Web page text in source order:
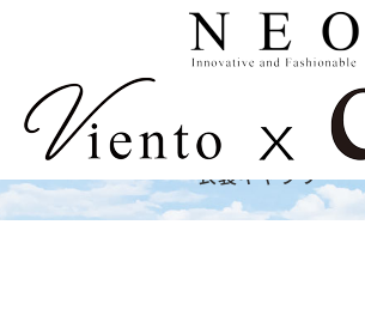
Costume
衣裳ギャラリー